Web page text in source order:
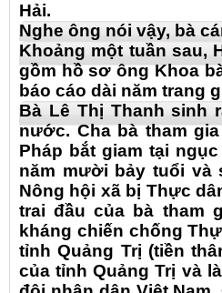
Hải.
Nghe ông nói vậy, bà
Khoảng một tuần sau,
gồm hồ sơ ông Khoa
báo cáo dài năm trang
Bà Lê Thị Thanh sinh
nước. Cha bà tham
Pháp bắt giam tại
năm mười bảy tuổi và
Nông hội xã bị Thực
trai đầu của bà tham
kháng chiến chống
tỉnh Quảng Trị (tiền
của tỉnh Quảng Trị và